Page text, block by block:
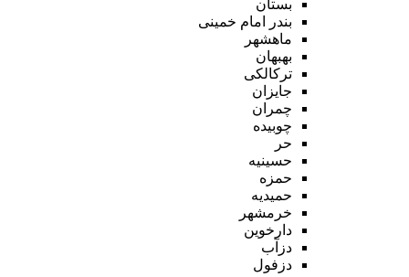
بستان
بندر امام خمینی
ماهشهر
بهبهان
ترکالکی
جایزان
چمران
چوبیده
حر
حسینیه
حمزه
حمیدیه
خرمشهر
دارخوین
دزآب
دزفول